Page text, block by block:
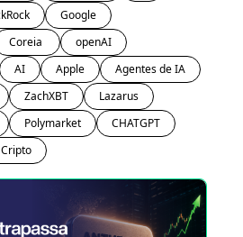
Google
openAI
AI Apple
Agentes de IA
ZachXBT
Lazarus
Polymarket
CHATGPT
Cripto